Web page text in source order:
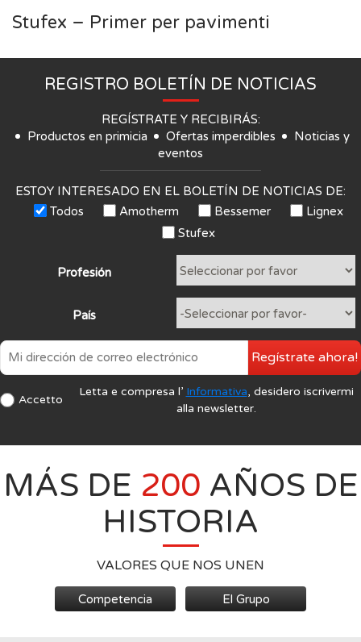
Stufex – Primer per pavimenti
REGISTRO BOLETÍN DE NOTICIAS
REGÍSTRATE Y RECIBIRÁS:
Productos en primicia
Ofertas imperdibles
Noticias y
eventos
ESTOY INTERESADO EN EL BOLETÍN DE NOTICIAS DE:
Todos
Amotherm Bessemer
Lignex
Stufex
Profesión
País
Accetto
Letta e compresa l’ Informativa, desidero iscrivermi
alla newsletter.
Regístrate ahora!
MÁS DE 200 AÑOS DE
HISTORIA
VALORES QUE NOS UNEN
Competencia El Grupo